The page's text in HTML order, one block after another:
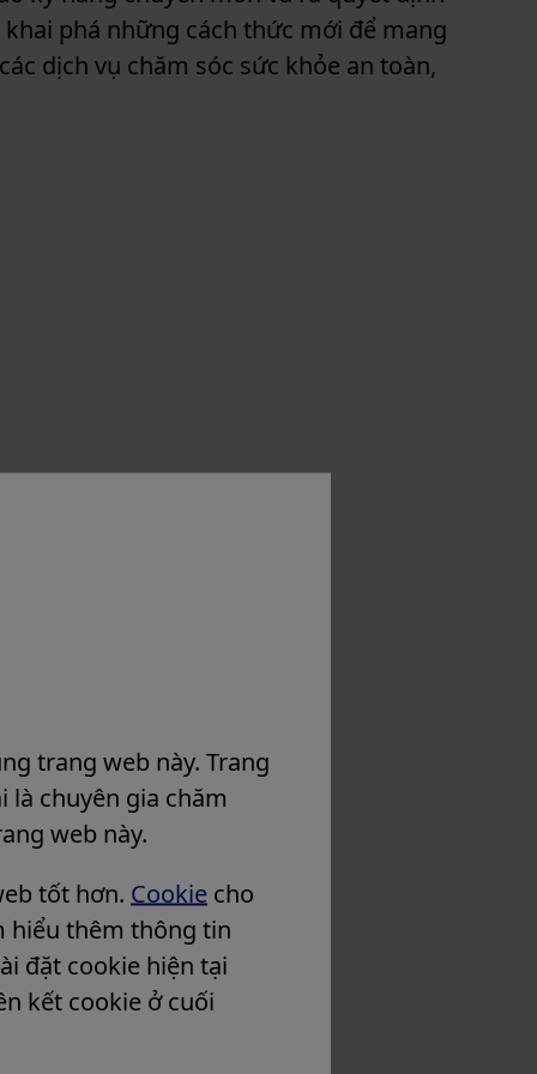
phá những cách thức mới để mang
dịch vụ chăm sóc sức khỏe an toàn,
trang web này. Trang
là chuyên gia chăm
web này.
tốt hơn. Cookie cho
hiểu thêm thông tin
đặt cookie hiện tại
kết cookie ở cuối